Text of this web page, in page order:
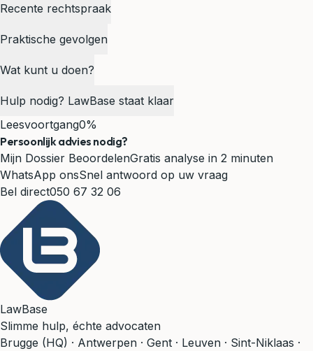
Recente rechtspraak
Praktische gevolgen
Wat kunt u doen?
Hulp nodig? LawBase staat klaar
Leesvoortgang0%
Persoonlijk advies nodig?
Mijn Dossier BeoordelenGratis analyse in 2 minuten
WhatsApp onsSnel antwoord op uw vraag
Bel direct050 67 32 06
LawBase
Slimme hulp, échte advocaten
Brugge (HQ) · Antwerpen · Gent · Leuven · Sint-Niklaas ·